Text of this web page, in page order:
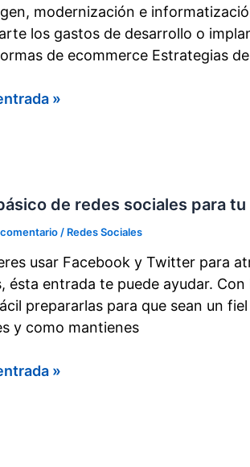
modernización e
los gastos de desarrollo o
de ecommerce Estrategias
»
de redes sociales para
comentario / Redes Sociales
usar Facebook y Twitter para
ésta entrada te puede ayudar.
prepararlas para que sean un
y como mantienes
»